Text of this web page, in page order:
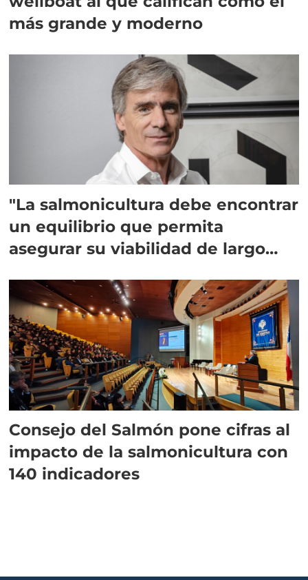
más grande y moderno
"La salmonicultura debe encontrar
un equilibrio que permita
asegurar su viabilidad de largo
Consejo del Salmón pone cifras al
impacto de la salmonicultura con
140 indicadores